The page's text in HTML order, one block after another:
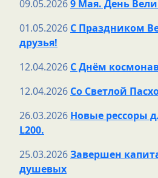
09.05.20269 Мая. День
01.05.2026 С Праздником
друзья!
12.04.2026 С Днём
12.04.2026 Со Светлой
26.03.2026 Новые рессоры
L200.
25.03.2026Завершен
душевых